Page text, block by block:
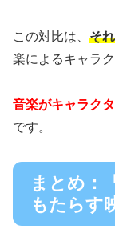
この対比は、 そ
楽によるキャラ
音楽がキャラク
です。
まとめ：
もたらす